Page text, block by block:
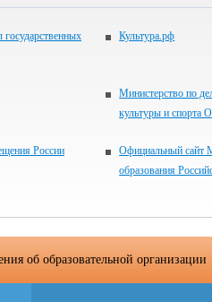
Культура.рф
Министерство по
культуры и спорта
России
Официальный сайт
образования
об образовательной организации